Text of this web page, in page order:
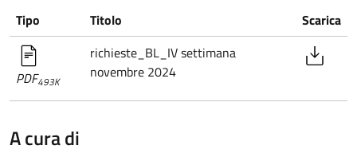
Tipo Titolo Scarica
PDF493K
richieste_BL_IV settimana
novembre 2024
A cura di